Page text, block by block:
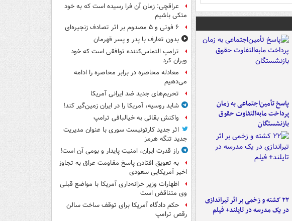
پاسخ تأمین‌اجتماعی به زمان
پرداخت مابه‌التفاوت حقوق
بازنشستگان
۲۲ کشته و زخمی بر اثر تیراندازی
در یک مدرسه در تایلند+ فیلم
عراقچی: زمان آن فرا رسیده است که به خود
متکی باشیم
۶ فوتی و ۵ مصدوم بر اثر تصادف زنجیره‌ای
بدون تعارف با پدر و پسر قهرمان
ترامپ التماس‌کننده توافقی است که خود
ویران کرد
معادله محاصره در برابر محاصره را ادامه
می‌دهیم
تحریم‌های جدید ضد ایرانی آمریکا
شاید روسیه، آمریکا را در ایران زمین‌گیر کند!
واکنش بقائی به خیالبافی ترامپ
اثر جدید کارتونیست سوری با عنوان مدیریت
جدید تنگه هرمز
راز قدرت ایران، امنیت پایدار و بومی آن است!
به تعویق افتادن پاسخ مقاومت عراق به تجاوز
اخیر آمریکایی سعودی
اظهارات وزیر خزانه‌داری آمریکا با مواضع قبلی
وی متناقض است
حکم دادگاه آمریکا برای توقف ساخت سالن
رقص ترامپ